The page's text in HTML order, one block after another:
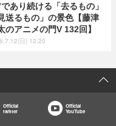
あり続ける「去るもの」
送るもの」の景色【藤津
のアニメの門V 132回】
日) 12:20
Official
twitter
Official
YouTube